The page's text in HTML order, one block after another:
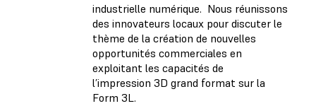
industrielle numérique. Nous réunissons
des innovateurs locaux pour discuter le
thème de la création de nouvelles
opportunités commerciales en
exploitant les capacités de
l’impression 3D grand format sur la
Form 3L.